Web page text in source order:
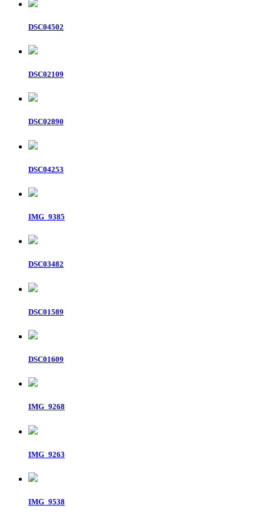
DSC04502
DSC02109
DSC02890
DSC04253
IMG_9385
DSC03482
DSC01589
DSC01609
IMG_9268
IMG_9263
IMG_9538